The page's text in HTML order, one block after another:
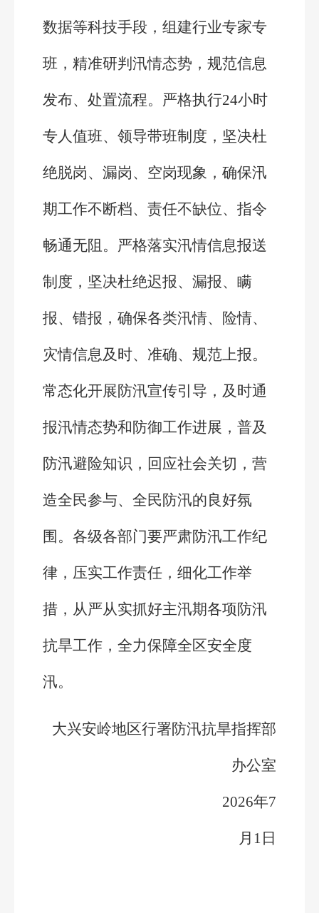
数据等科技手段，组建行业专家专
班，精准研判汛情态势，规范信息
发布、处置流程。严格执行24小时
专人值班、领导带班制度，坚决杜
绝脱岗、漏岗、空岗现象，确保汛
期工作不断档、责任不缺位、指令
畅通无阻。严格落实汛情信息报送
制度，坚决杜绝迟报、漏报、瞒
报、错报，确保各类汛情、险情、
灾情信息及时、准确、规范上报。
常态化开展防汛宣传引导，及时通
报汛情态势和防御工作进展，普及
防汛避险知识，回应社会关切，营
造全民参与、全民防汛的良好氛
围。各级各部门要严肃防汛工作纪
律，压实工作责任，细化工作举
措，从严从实抓好主汛期各项防汛
抗旱工作，全力保障全区安全度
汛。
大兴安岭地区行署防汛抗旱指挥部
办公室
2026年7
月1日